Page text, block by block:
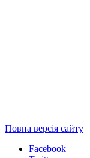
Повна версія сайту
Facebook